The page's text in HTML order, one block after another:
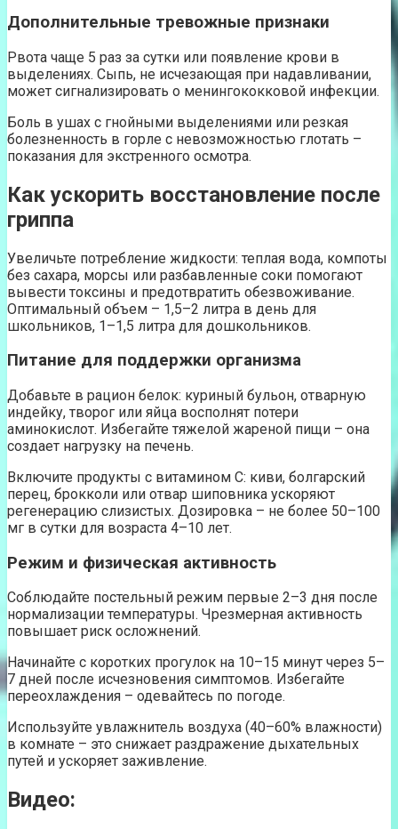
Дополнительные тревожные признаки
Рвота чаще 5 раз за сутки или появление крови в
выделениях. Сыпь, не исчезающая при надавливании,
может сигнализировать о менингококковой инфекции.
Боль в ушах с гнойными выделениями или резкая
болезненность в горле с невозможностью глотать –
показания для экстренного осмотра.
Как ускорить восстановление после
гриппа
Увеличьте потребление жидкости: теплая вода, компоты
без сахара, морсы или разбавленные соки помогают
вывести токсины и предотвратить обезвоживание.
Оптимальный объем – 1,5–2 литра в день для
школьников, 1–1,5 литра для дошкольников.
Питание для поддержки организма
Добавьте в рацион белок: куриный бульон, отварную
индейку, творог или яйца восполнят потери
аминокислот. Избегайте тяжелой жареной пищи – она
создает нагрузку на печень.
Включите продукты с витамином C: киви, болгарский
перец, брокколи или отвар шиповника ускоряют
регенерацию слизистых. Дозировка – не более 50–100
мг в сутки для возраста 4–10 лет.
Режим и физическая активность
Соблюдайте постельный режим первые 2–3 дня после
нормализации температуры. Чрезмерная активность
повышает риск осложнений.
Начинайте с коротких прогулок на 10–15 минут через 5–
7 дней после исчезновения симптомов. Избегайте
переохлаждения – одевайтесь по погоде.
Используйте увлажнитель воздуха (40–60% влажности)
в комнате – это снижает раздражение дыхательных
путей и ускоряет заживление.
Видео: